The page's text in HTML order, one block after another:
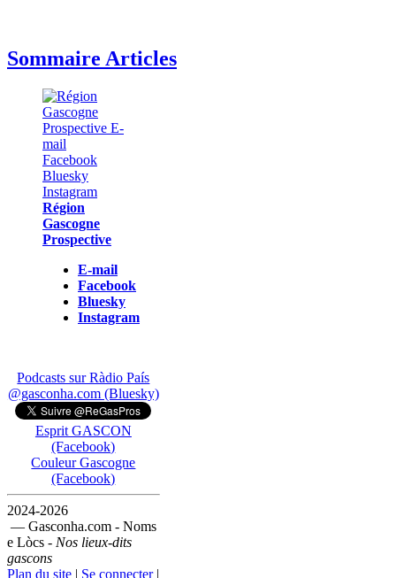
Sommaire Articles
Région
Gascogne
Prospective
E-mail
Facebook
Bluesky
Instagram
Podcasts sur Ràdio País
@gasconha.com (Bluesky)
Esprit GASCON
(Facebook)
Couleur Gascogne
(Facebook)
2024-2026
— Gasconha.com - Noms
e Lòcs - Nos lieux-dits
gascons
Plan du site | Se connecter|